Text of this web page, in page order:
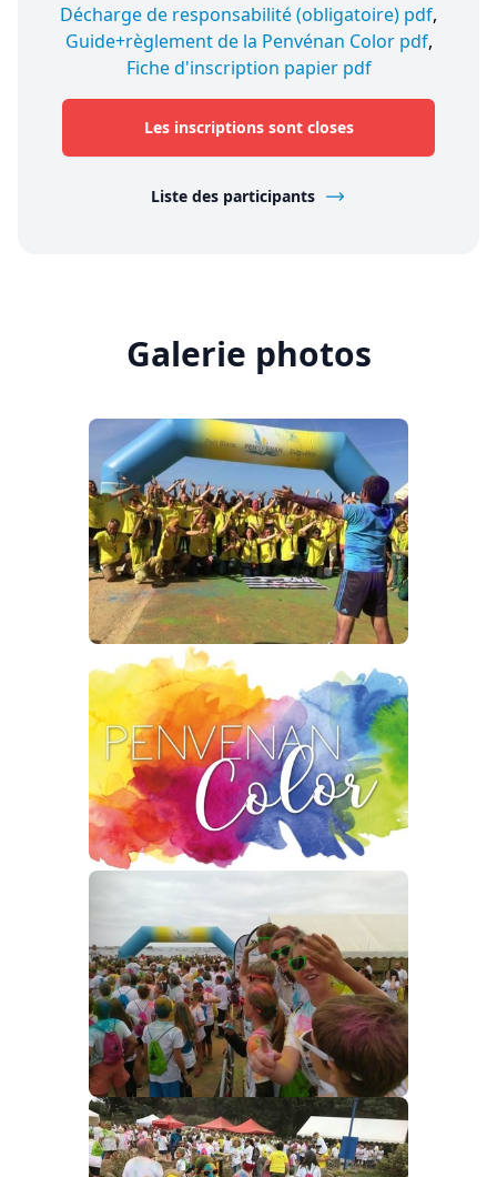
Décharge de responsabilité (obligatoire) pdf,
Guide+règlement de la Penvénan Color pdf,
Fiche d'inscription papier pdf
Les inscriptions sont closes
Liste des participants
Galerie photos